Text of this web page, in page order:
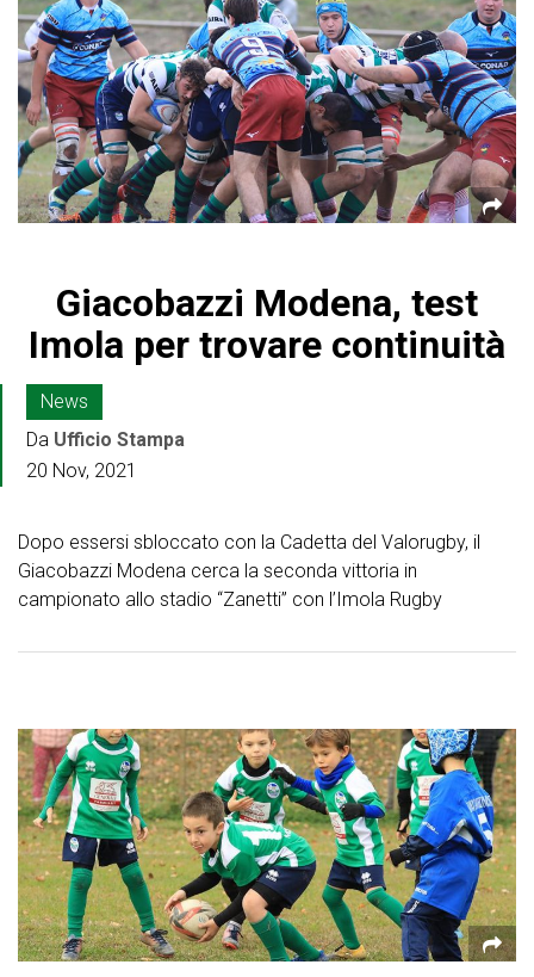
Giacobazzi Modena, test
Imola per trovare continuità
News
Da Ufficio Stampa
20 Nov, 2021
Dopo essersi sbloccato con la Cadetta del Valorugby, il
Giacobazzi Modena cerca la seconda vittoria in
campionato allo stadio “Zanetti” con l’Imola Rugby